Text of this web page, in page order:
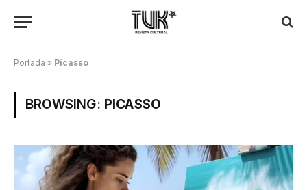
Portada » Picasso
BROWSING: PICASSO